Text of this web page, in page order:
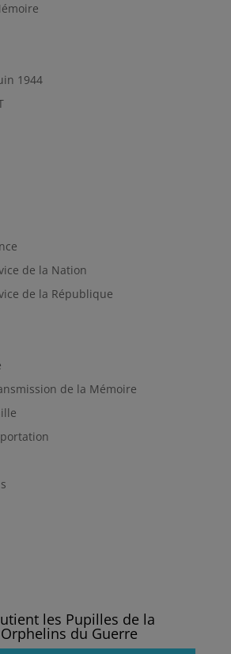
1944
de la Nation
de la République
de la Mémoire
les Pupilles de la
du Guerre